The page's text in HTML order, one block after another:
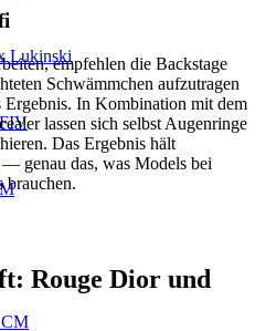
Lukinskiempfehlen die Backstage
Schwämmchen aufzutragen
In Kombination mit dem
lassen sich selbst Augenringe
Das Ergebnis hält
genau das, was Models bei
brauchen.
Rouge Dior und